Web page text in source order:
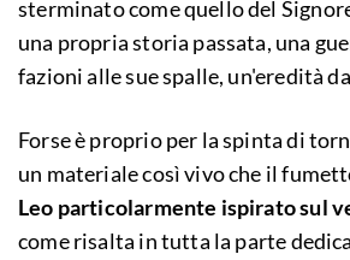
sterminato come quello del
una propria storia passata, una
fazioni alle sue spalle, un'eredità
Forse è proprio per la spinta di
un materiale così vivo che il
Leo particolarmente ispirato sul
come risalta in tutta la parte